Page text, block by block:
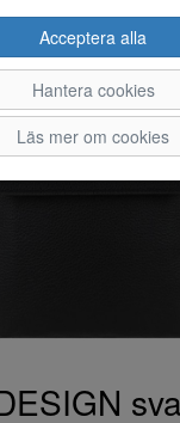
Acceptera alla
Hantera cookies
Läs mer om cookies